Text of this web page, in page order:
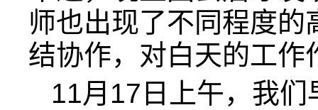
师也出现了不同程度
结协作，对白天的工作
11月17日上午，我